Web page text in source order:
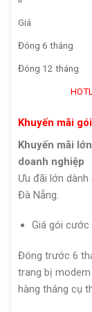
Giá
Đóng 6 tháng
Đóng 12 tháng
Khuyến mãi
Khuyến mãi
doanh nghiệp
Ưu đãi lớn
Đà Nẵng.
Giá gói cước
Đóng trước 6
trang bị
hàng tháng cụ